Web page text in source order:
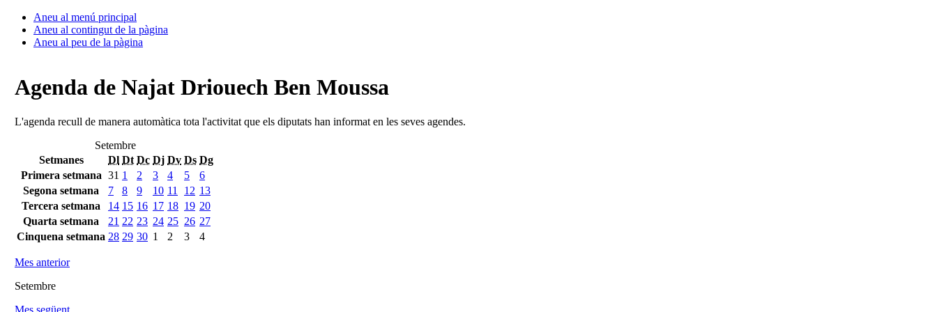
Aneu al menú principal
Aneu al contingut de la pàgina
Aneu al peu de la pàgina
Agenda de Najat Driouech Ben Moussa
L'agenda recull de manera automàtica tota l'activitat que els diputats han informat en les seves agendes.
Setembre
Setmanes
Dl Dt Dc Dj Dv Ds Dg
Primera setmana 31 1 2 3 4 5
6
Segona setmana
7 8 9 10 11 12 13
Tercera setmana
14 15 16 17 18 19 20
Quarta setmana
21 22 23 24 25 26 27
Cinquena setmana 28 29 30 1 2 3 4
Mes anterior
Setembre
Mes següent